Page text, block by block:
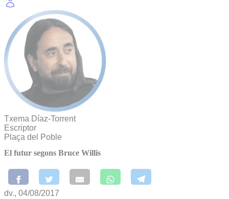
Txema Díaz-Torrent
Escriptor
Plaça del Poble
El futur segons Bruce Willis
dv., 04/08/2017